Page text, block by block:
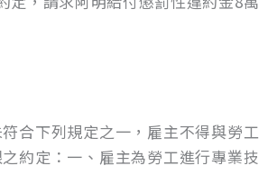
合下列規定之一，雇主不得與勞工
約定：一、雇主為勞工進行專業技